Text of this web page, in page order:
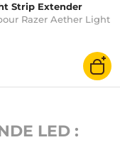
Strip Extender
Razer Aether Light
LED :